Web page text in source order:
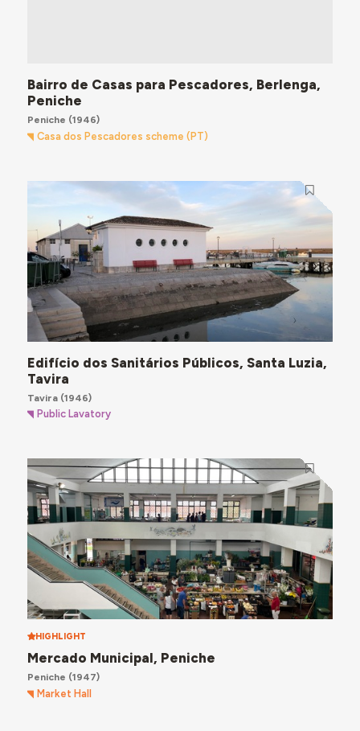
Bairro de Casas para Pescadores, Berlenga,
Peniche
Peniche (1946)
Casa dos Pescadores scheme (PT)
Edifício dos Sanitários Públicos, Santa Luzia,
Tavira
Tavira(1946)
Public Lavatory
HIGHLIGHT
Mercado Municipal, Peniche
Peniche (1947)
Market Hall